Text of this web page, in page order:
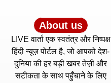
About us
LIVE वार्ता एक स्वतंत्र और निष्पक्ष
हिंदी न्यूज़ पोर्टल है, जो आपको देश-
दुनिया की हर बड़ी खबर तेज़ी और
सटीकता के साथ पहुँचाने के लिए